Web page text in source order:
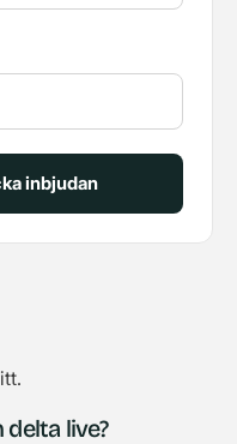
live?